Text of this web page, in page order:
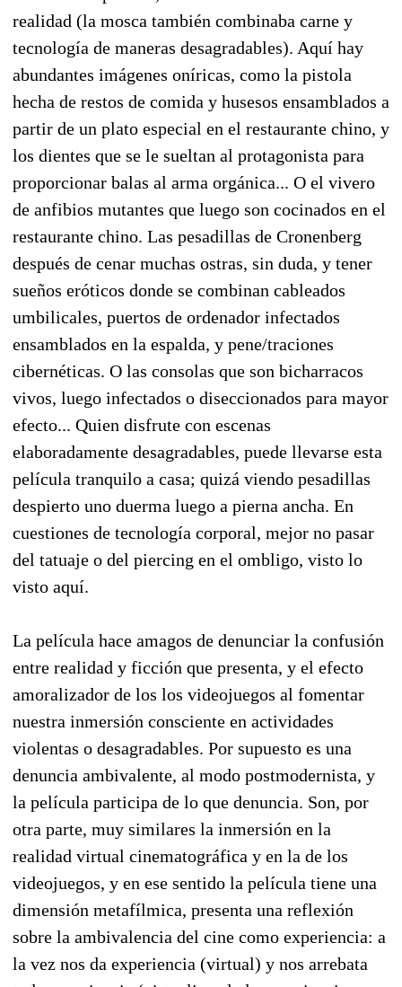
realidad (la mosca también combinaba carne y
tecnología de maneras desagradables). Aquí hay
abundantes imágenes oníricas, como la pistola
hecha de restos de comida y husesos ensamblados a
partir de un plato especial en el restaurante chino, y
los dientes que se le sueltan al protagonista para
proporcionar balas al arma orgánica... O el vivero
de anfibios mutantes que luego son cocinados en el
restaurante chino. Las pesadillas de Cronenberg
después de cenar muchas ostras, sin duda, y tener
sueños eróticos donde se combinan cableados
umbilicales, puertos de ordenador infectados
ensamblados en la espalda, y pene/traciones
cibernéticas. O las consolas que son bicharracos
vivos, luego infectados o diseccionados para mayor
efecto... Quien disfrute con escenas
elaboradamente desagradables, puede llevarse esta
película tranquilo a casa; quizá viendo pesadillas
despierto uno duerma luego a pierna ancha. En
cuestiones de tecnología corporal, mejor no pasar
del tatuaje o del piercing en el ombligo, visto lo
visto aquí.
La película hace amagos de denunciar la confusión
entre realidad y ficción que presenta, y el efecto
amoralizador de los los videojuegos al fomentar
nuestra inmersión consciente en actividades
violentas o desagradables. Por supuesto es una
denuncia ambivalente, al modo postmodernista, y
la película participa de lo que denuncia. Son, por
otra parte, muy similares la inmersión en la
realidad virtual cinematográfica y en la de los
videojuegos, y en ese sentido la película tiene una
dimensión metafílmica, presenta una reflexión
sobre la ambivalencia del cine como experiencia: a
la vez nos da experiencia (virtual) y nos arrebata